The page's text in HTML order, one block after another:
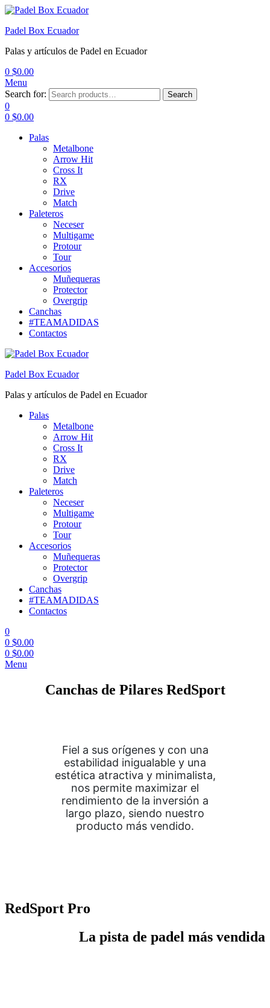
Padel Box Ecuador
Palas y artículos de Padel en Ecuador
0 $0.00
Menu
Search for:
Search
0
0 $0.00
Palas
Metalbone
Arrow Hit
Cross It
RX
Drive
Match
Paleteros
Neceser
Multigame
Protour
Tour
Accesorios
Muñequeras
Protector
Overgrip
Canchas
#TEAMADIDAS
Contactos
Padel Box Ecuador
Palas y artículos de Padel en Ecuador
Palas
Metalbone
Arrow Hit
Cross It
RX
Drive
Match
Paleteros
Neceser
Multigame
Protour
Tour
Accesorios
Muñequeras
Protector
Overgrip
Canchas
#TEAMADIDAS
Contactos
0
0 $0.00
0 $0.00
Menu
Canchas de Pilares RedSport
Fiel a sus orígenes y con una
estabilidad inigualable y una
estética atractiva y minimalista,
nos permite maximizar el
rendimiento de la inversión a
largo plazo, siendo nuestro
producto más vendido.
RedSport Pro
La pista de padel más vendida